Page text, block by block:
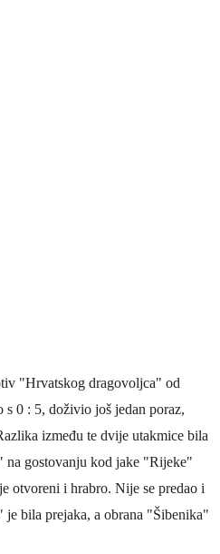
"Hrvatskog dragovoljca" od
s 0 : 5, doživio još jedan poraz,
između te dvije utakmice bila
na gostovanju kod jake "Rijeke"
otvoreni i hrabro. Nije se predao i
bila prejaka, a obrana "Šibenika"